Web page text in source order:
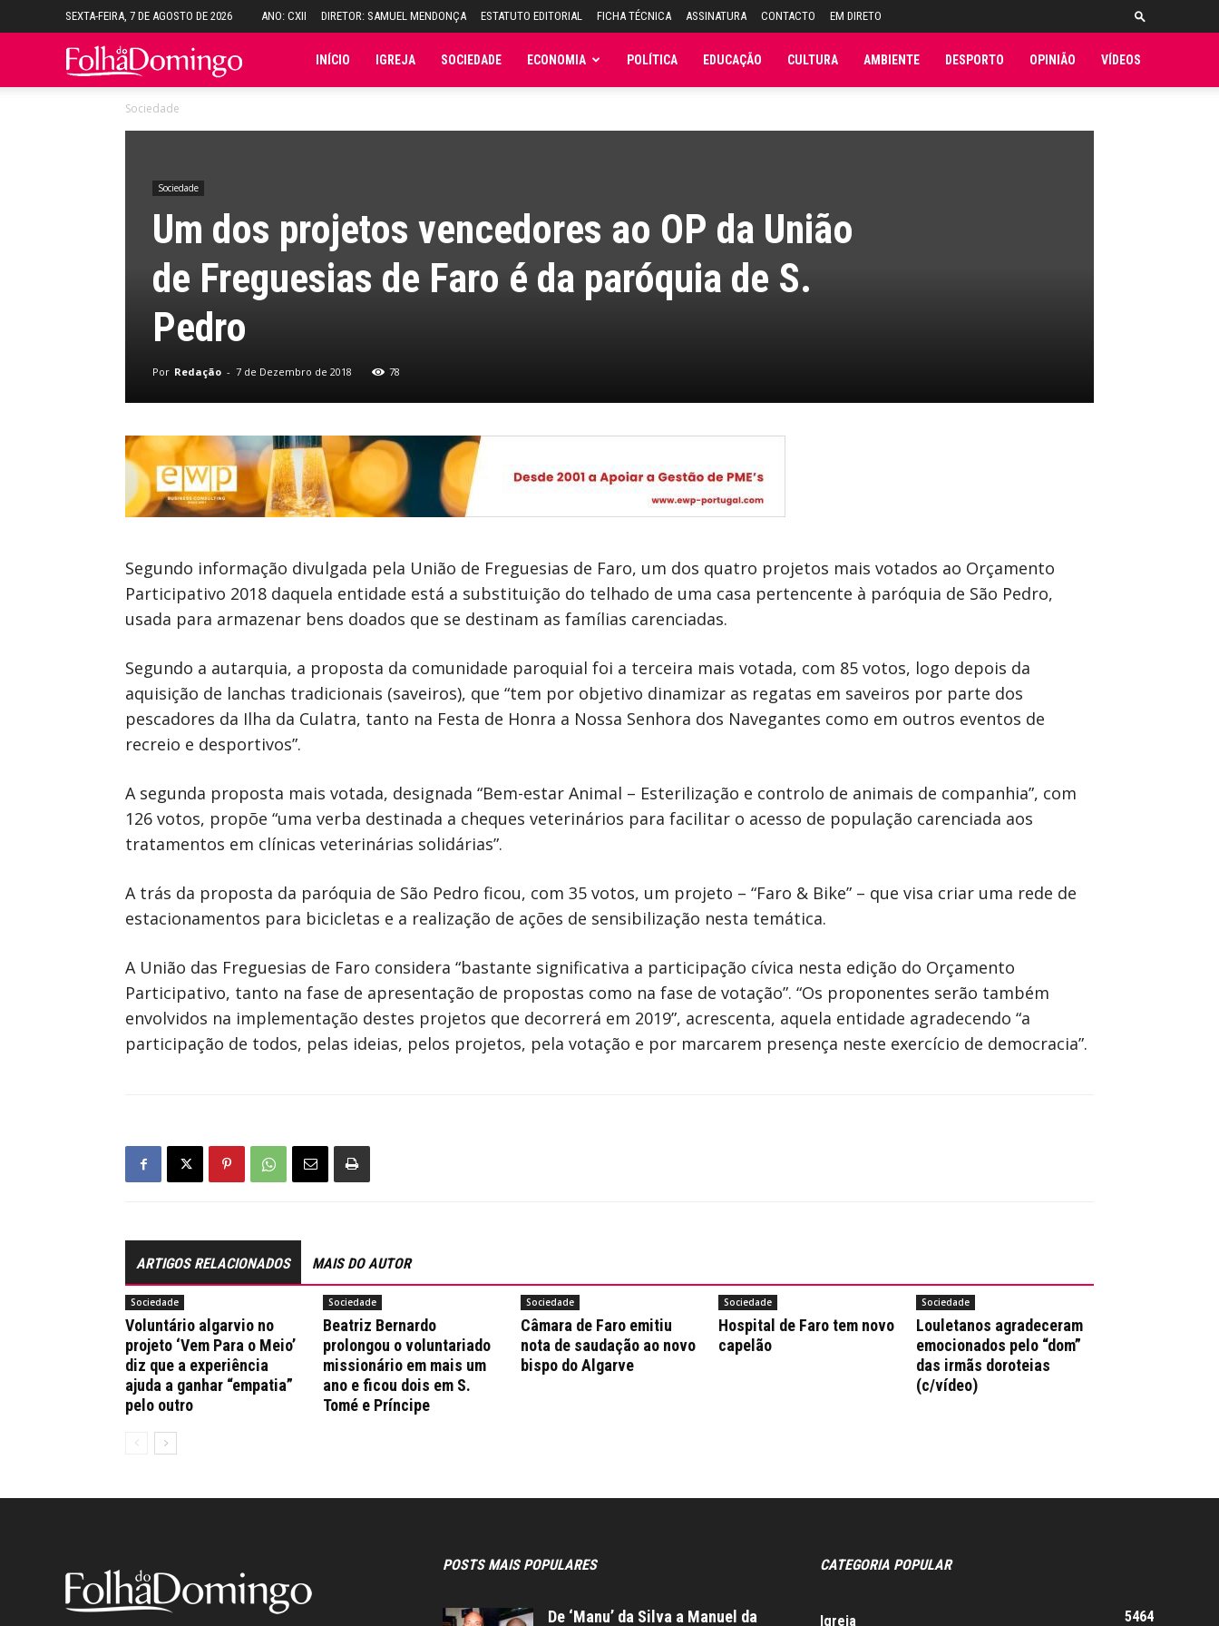
SEXTA-FEIRA, 7 DE AGOSTO DE 2026 ANO: CXII DIRETOR: SAMUEL MENDONÇA ESTATUTO EDITORIAL FICHA TÉCNICA ASSINATURA CONTACTO EM DIRETO
Folha INÍCIO IGREJA SOCIEDADE ECONOMIA POLÍTICA EDUCAÇÃO CULTURA AMBIENTE DESPORTO OPINIÃO VÍDEOS
Sociedade
Sociedade
Um dos projetos vencedores ao OP da União
de Freguesias de Faro é da paróquia de S.
Pedro
Por Redação - 7 de Dezembro de 2018 78
Segundo informação divulgada pela União de Freguesias de Faro, um dos quatro projetos mais votados ao Orçamento
Participativo 2018 daquela entidade está a substituição do telhado de uma casa pertencente à paróquia de São Pedro,
usada para armazenar bens doados que se destinam as famílias carenciadas.
Segundo a autarquia, a proposta da comunidade paroquial foi a terceira mais votada, com 85 votos, logo depois da
aquisição de lanchas tradicionais (saveiros), que “tem por objetivo dinamizar as regatas em saveiros por parte dos
pescadores da Ilha da Culatra, tanto na Festa de Honra a Nossa Senhora dos Navegantes como em outros eventos de
recreio e desportivos”.
A segunda proposta mais votada, designada “Bem-estar Animal – Esterilização e controlo de animais de companhia”, com
126 votos, propõe “uma verba destinada a cheques veterinários para facilitar o acesso de população carenciada aos
tratamentos em clínicas veterinárias solidárias”.
A trás da proposta da paróquia de São Pedro ficou, com 35 votos, um projeto – “Faro & Bike” – que visa criar uma rede de
estacionamentos para bicicletas e a realização de ações de sensibilização nesta temática.
A União das Freguesias de Faro considera “bastante significativa a participação cívica nesta edição do Orçamento
Participativo, tanto na fase de apresentação de propostas como na fase de votação”. “Os proponentes serão também
envolvidos na implementação destes projetos que decorrerá em 2019”, acrescenta, aquela entidade agradecendo “a
participação de todos, pelas ideias, pelos projetos, pela votação e por marcarem presença neste exercício de democracia”.
ARTIGOS RELACIONADOS MAIS DO AUTOR
Sociedade
Voluntário algarvio no
projeto ‘Vem Para o Meio’
diz que a experiência
ajuda a ganhar “empatia”
pelo outro
Sociedade
Beatriz Bernardo
prolongou o voluntariado
missionário em mais um
ano e ficou dois em S.
Tomé e Príncipe
Sociedade
Câmara de Faro emitiu
nota de saudação ao novo
bispo do Algarve
Sociedade
Hospital de Faro tem novo
capelão
Sociedade
Louletanos agradeceram
emocionados pelo “dom”
das irmãs doroteias
(c/vídeo)
POSTS MAIS POPULARES
De ‘Manu’ da Silva a Manuel da
CATEGORIA POPULAR
Igreja 5464